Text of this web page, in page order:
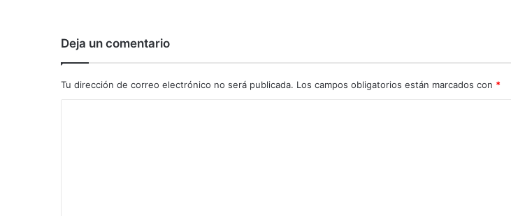
Deja un comentario
Tu dirección de correo electrónico no será publicada. Los campos obligatorios están marcados con *